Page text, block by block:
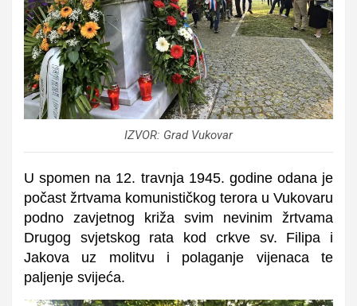
IZVOR: Grad Vukovar
U spomen na 12. travnja 1945. godine odana je
počast žrtvama komunističkog terora u Vukovaru
podno zavjetnog križa svim nevinim žrtvama
Drugog svjetskog rata kod crkve sv. Filipa i
Jakova uz molitvu i polaganje vijenaca te
paljenje svijeća.